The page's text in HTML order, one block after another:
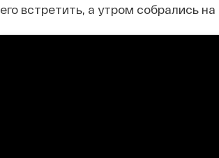
его встретить, а утром собрались